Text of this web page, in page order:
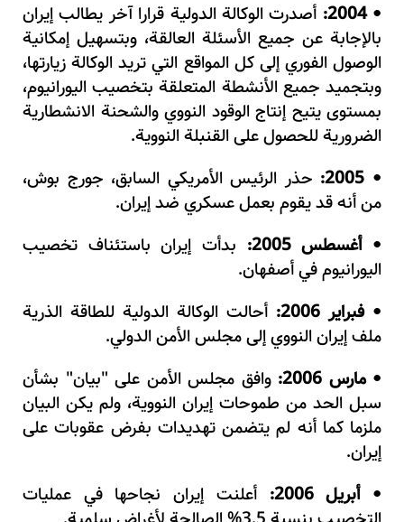
•
2004: أصدرت الوكالة الدولية قرارا آخر يطالب إيران
بالإجابة عن جميع الأسئلة العالقة، وبتسهيل إمكانية
الوصول الفوري إلى كل المواقع التي تريد الوكالة زيارتها،
وبتجميد جميع الأنشطة المتعلقة بتخصيب اليورانيوم،
بمستوى يتيح إنتاج الوقود النووي والشحنة الانشطارية
الضرورية للحصول على القنبلة النووية.
•
2005: حذر الرئيس الأمريكي السابق، جورج بوش،
من أنه قد يقوم بعمل عسكري ضد إيران.
•أغسطس 2005:
بدأت إيران باستئناف تخصيب
اليورانيوم في أصفهان.
•فبراير 2006:
أحالت الوكالة الدولية للطاقة الذرية
ملف إيران النووي إلى مجلس الأمن الدولي.
•مارس 2006:
وافق مجلس الأمن على "بيان" بشأن
سبل الحد من طموحات إيران النووية، ولم يكن البيان
ملزما كما أنه لم يتضمن تهديدات بفرض عقوبات على
إيران.
•أبريل 2006:
أعلنت إيران نجاحها في عمليات